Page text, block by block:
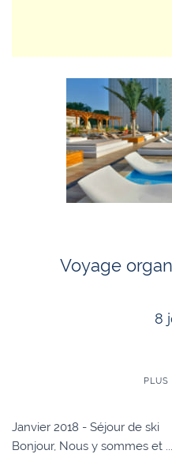
Voyage
8
PLUS
Janvier 2018 - Séjour de ski
Bonjour, Nous y sommes et